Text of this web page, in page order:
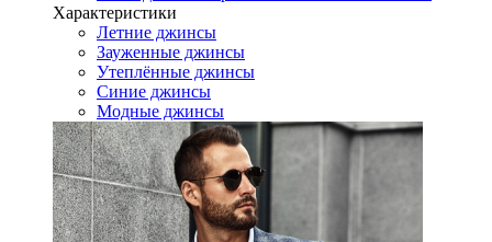
Характеристики
Летние джинсы
Зауженные джинсы
Утеплённые джинсы
Синие джинсы
Модные джинсы